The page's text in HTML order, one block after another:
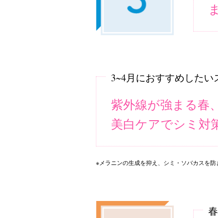
3~4月におすすめした
紫外線が強まる春
美白ケアでシミ対
※メラニンの生成を抑え、シミ・ソバカスを防